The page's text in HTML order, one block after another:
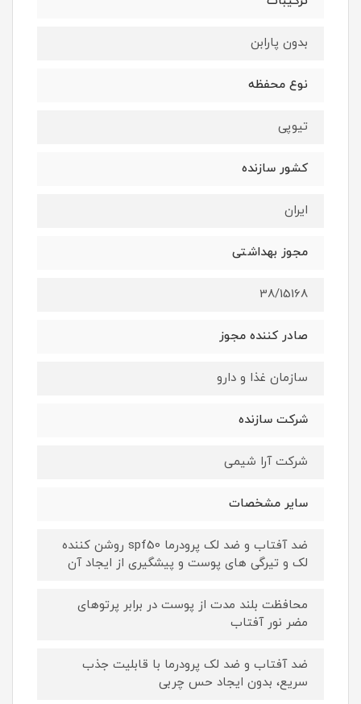
بدون پارابن
نوع محفظه
تیوپی
کشور سازنده
ایران
مجوز بهداشتی
38/15168
صادر کننده مجوز
سازمان غذا و دارو
شرکت سازنده
شرکت آرا شیمی
سایر مشخصات
ضد آفتاب و ضد لک پرودرما spf50 روشن کننده
لک و تیرگی های پوست و پیشگیری از ایجاد آن
محافظت بلند مدت از پوست در برابر پرتوهای
مضر نور آفتاب
ضد آفتاب و ضد لک پرودرما با قابلیت جذب
سریع، بدون ایجاد حس چربی